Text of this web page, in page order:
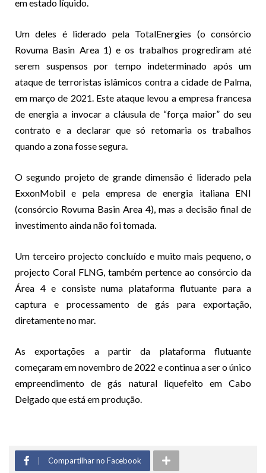
em estado líquido.
Um deles é liderado pela TotalEnergies (o consórcio
Rovuma Basin Area 1) e os trabalhos progrediram até
serem suspensos por tempo indeterminado após um
ataque de terroristas islâmicos contra a cidade de Palma,
em março de 2021. Este ataque levou a empresa francesa
de energia a invocar a cláusula de “força maior” do seu
contrato e a declarar que só retomaria os trabalhos
quando a zona fosse segura.
O segundo projeto de grande dimensão é liderado pela
ExxonMobil e pela empresa de energia italiana ENI
(consórcio Rovuma Basin Area 4), mas a decisão final de
investimento ainda não foi tomada.
Um terceiro projecto concluído e muito mais pequeno, o
projecto Coral FLNG, também pertence ao consórcio da
Área 4 e consiste numa plataforma flutuante para a
captura e processamento de gás para exportação,
diretamente no mar.
As exportações a partir da plataforma flutuante
começaram em novembro de 2022 e continua a ser o único
empreendimento de gás natural liquefeito em Cabo
Delgado que está em produção.
Compartilhar no Facebook